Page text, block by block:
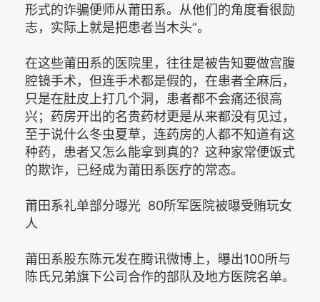
形式的诈骗便师从莆田系。从他们的角度看很励
志，实际上就是把患者当木头”。
在这些莆田系的医院里，往往是被告知要做宫腹
腔镜手术，但连手术都是假的，在患者全麻后，
只是在肚皮上打几个洞，患者都不会痛还很高
兴；药房开出的名贵药材更是从来都没有见过，
至于说什么冬虫夏草，连药房的人都不知道有这
种药，患者又怎么能拿到真的？这种家常便饭式
的欺诈，已经成为莆田系医疗的常态。
莆田系礼单部分曝光 80所军医院被曝受贿玩女
人
莆田系股东陈元发在腾讯微博上，曝出100所与
陈氏兄弟旗下公司合作的部队及地方医院名单。